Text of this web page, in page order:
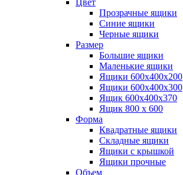
Прозрачные ящики
Синие ящики
Черные ящики
Размер
Большие ящики
Маленькие ящики
Ящики 600х400х200
Ящики 600х400х300
Ящик 600х400х370
Ящик 800 х 600
Форма
Квадратные ящики
Складные ящики
Ящики с крышкой
Ящики прочные
Объем